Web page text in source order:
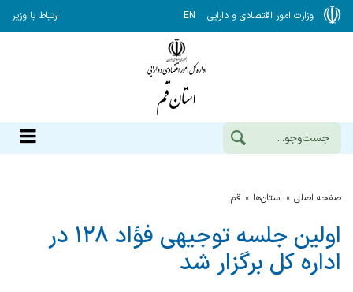
وزارت امور اقتصادی و دارایی EN ارتباط با وزیر
صفحه اصلی استان‌ها قم
اولین جلسه توجیهی فؤاد ۱۲۸ در
اداره کل برگزار شد